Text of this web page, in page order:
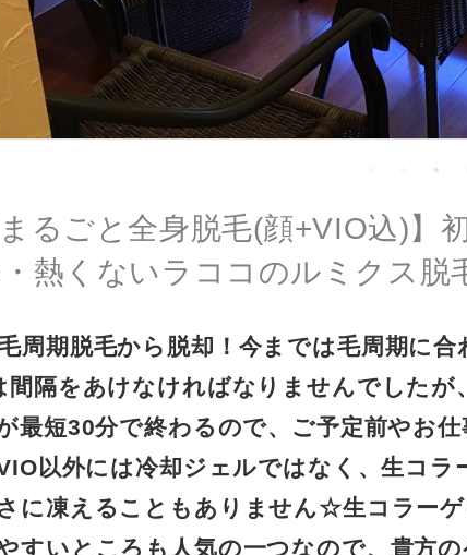
まるごと全身脱毛(顔+VIO込)】
熱くないラココのルミクス脱
周期脱毛から脱却！今までは毛周期に合
間隔をあけなければなりませんでしたが
最短30分で終わるので、ご予定前やお
以外には冷却ジェルではなく、生コラ
に凍えることもありません☆生コラー
すいところも人気の一つなので、貴方